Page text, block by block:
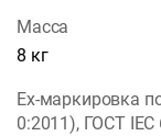
Масса
8 кг
Ex-маркировка
0:2011), ГОСТ